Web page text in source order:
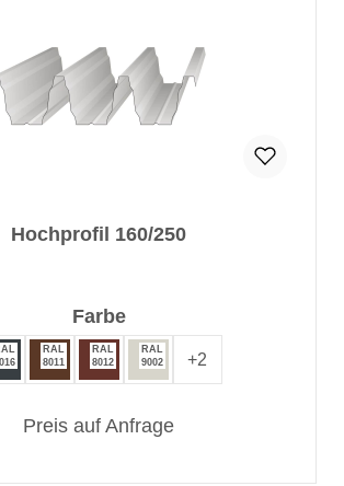
Hochprofil 160/250
Farbeauswählen
RAL
8011
RAL
8012
RAL
9002
+2
Preis auf Anfrage